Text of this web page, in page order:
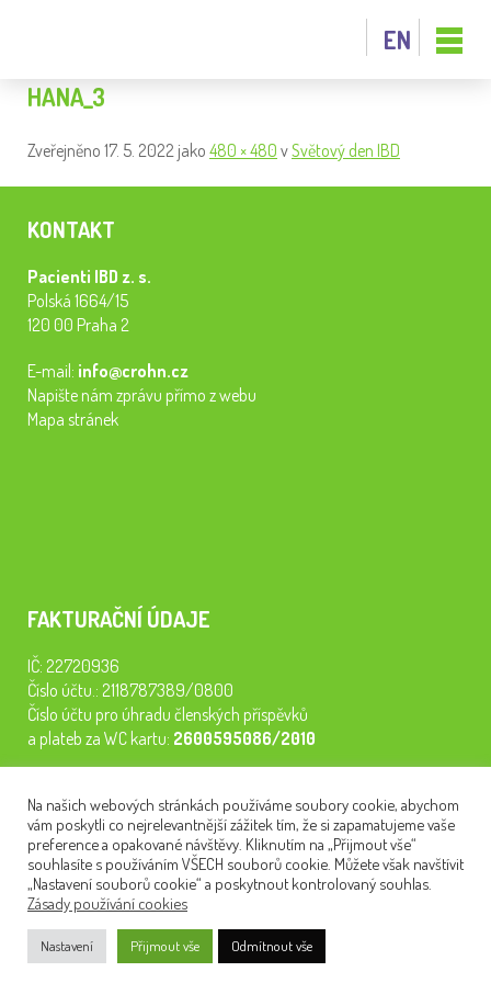
EN
HANA_3
Zveřejněno 17. 5. 2022 jako 480 × 480 vSvětový den IBD
KONTAKT
Pacienti IBD z. s.
Polská 1664/15
120 00 Praha 2
E-mail: info@crohn.cz
Napište nám zprávu přímo z webu
Mapa stránek
FAKTURAČNÍ ÚDAJE
IČ: 22720936
Číslo účtu.: 2118787389/0800
Číslo účtu pro úhradu členských příspěvků
a plateb za WC kartu: 2600595086/2010
semináře, konferenci, plavbu na lodi a WC kartu. Z peněz
tiskneme odborné publikace pro pacienty.
NEWSLETTER
Na našich webových stránkách používáme soubory cookie, abychom
vám poskytli co nejrelevantnější zážitek tím, že si zapamatujeme vaše
preference a opakované návštěvy. Kliknutím na „Přijmout vše“
souhlasíte s používáním VŠECH souborů cookie. Můžete však navštívit
„Nastavení souborů cookie“ a poskytnout kontrolovaný souhlas.
Zásady používání cookies
Nastavení Přijmout vše Odmítnout vše